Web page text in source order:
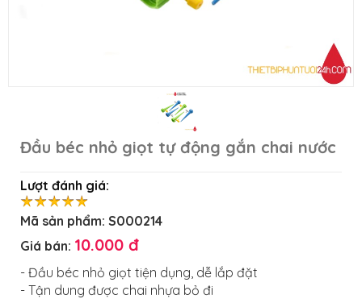
Đầu béc nhỏ giọt tự động gắn chai nước
Lượt đánh giá:
Mã sản phẩm: S000214
Giá bán: 10.000 đ
- Đầu béc nhỏ giọt tiện dụng, dễ lắp đặt
- Tận dung được chai nhựa bỏ đi